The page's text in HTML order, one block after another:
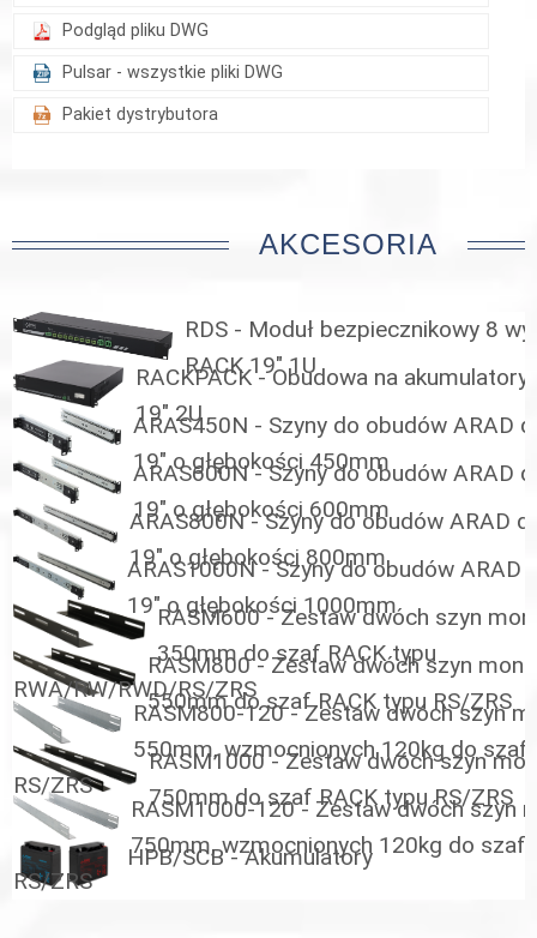
Podgląd pliku DWG
Pulsar - wszystkie pliki DWG
Pakiet dystrybutora
AKCESORIA
RDS - Moduł bezpiecznikowy 8
RACK 19" 1U
RACKPACK - Obudowa na
19" 2U
ARAS450N - Szyny do obudów ARAD
19" o głębokości 450mm
ARAS600N - Szyny do obudów ARAD
19" o głębokości 600mm
ARAS800N - Szyny do obudów ARAD
19" o głębokości 800mm
ARAS1000N - Szyny do obudów ARAD
19" o głębokości 1000mm
RASM600 - Zestaw dwóch szyn
350mm do szaf RACK typu
RWA/RW/RWD/RS/ZRS
RASM800 - Zestaw dwóch szyn
550mm do szaf RACK typu RS/ZRS
RASM800-120 - Zestaw dwóch szyn
550mm, wzmocnionych 120kg do szaf
RS/ZRS
RASM1000 - Zestaw dwóch szyn
750mm do szaf RACK typu RS/ZRS
RASM1000-120 - Zestaw dwóch szyn
750mm, wzmocnionych 120kg do szaf
RS/ZRS
HPB/SCB - Akumulatory